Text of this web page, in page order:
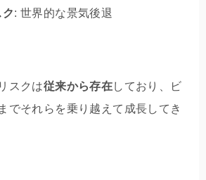
: 世界的な景気後退
スクは従来から存在しており、ビ
でそれらを乗り越えて成長してき